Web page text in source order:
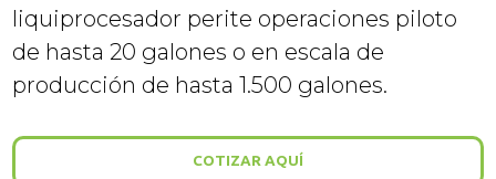
liquiprocesador perite operaciones piloto
de hasta 20 galones o en escala de
producción de hasta 1.500 galones.
COTIZAR AQUÍ